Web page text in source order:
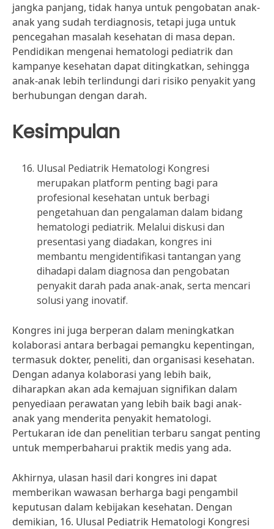
jangka panjang, tidak hanya untuk pengobatan anak-
anak yang sudah terdiagnosis, tetapi juga untuk
pencegahan masalah kesehatan di masa depan.
Pendidikan mengenai hematologi pediatrik dan
kampanye kesehatan dapat ditingkatkan, sehingga
anak-anak lebih terlindungi dari risiko penyakit yang
berhubungan dengan darah.
Kesimpulan
Ulusal Pediatrik Hematologi Kongresi
merupakan platform penting bagi para
profesional kesehatan untuk berbagi
pengetahuan dan pengalaman dalam bidang
hematologi pediatrik. Melalui diskusi dan
presentasi yang diadakan, kongres ini
membantu mengidentifikasi tantangan yang
dihadapi dalam diagnosa dan pengobatan
penyakit darah pada anak-anak, serta mencari
solusi yang inovatif.
Kongres ini juga berperan dalam meningkatkan
kolaborasi antara berbagai pemangku kepentingan,
termasuk dokter, peneliti, dan organisasi kesehatan.
Dengan adanya kolaborasi yang lebih baik,
diharapkan akan ada kemajuan signifikan dalam
penyediaan perawatan yang lebih baik bagi anak-
anak yang menderita penyakit hematologi.
Pertukaran ide dan penelitian terbaru sangat penting
untuk memperbaharui praktik medis yang ada.
Akhirnya, ulasan hasil dari kongres ini dapat
memberikan wawasan berharga bagi pengambil
keputusan dalam kebijakan kesehatan. Dengan
demikian, 16. Ulusal Pediatrik Hematologi Kongresi